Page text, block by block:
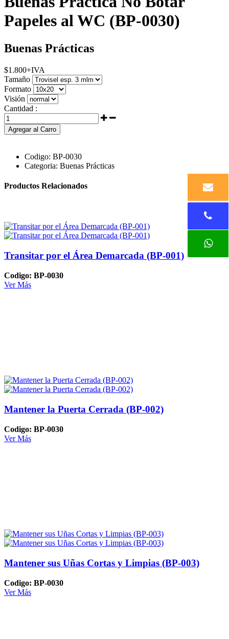
Papeles al WC (BP-0030)
Buenas Prácticas
$1.800+IVA
Tamaño
Formato
Visión
Cantidad :
Agregar al Carro
Codigo: BP-0030
Categoria: Buenas Prácticas
Productos Relacionados
Transitar por el Área Demarcada (BP-001)
Codigo: BP-0030
Ver Más
Mantener la Puerta Cerrada (BP-002)
Codigo: BP-0030
Ver Más
Mantener sus Uñas Cortas y Limpias (BP-003)
Codigo: BP-0030
Ver Más